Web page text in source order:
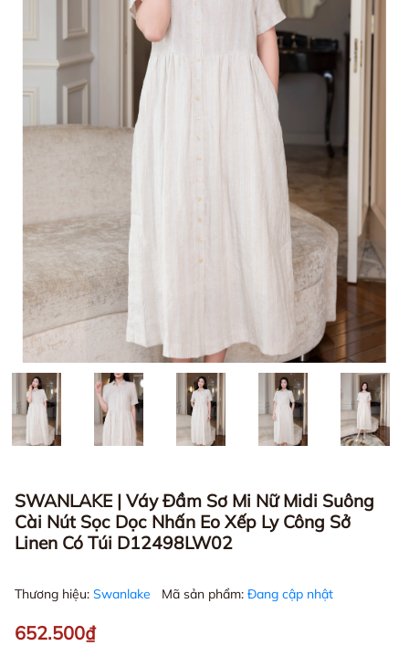
SWANLAKE | Váy Đầm Sơ Mi Nữ Midi Suông
Cài Nút Sọc Dọc Nhấn Eo Xếp Ly Công Sở
Linen Có Túi D12498LW02
Thương hiệu: Swanlake Mã sản phẩm: Đang cập nhật
652.500₫